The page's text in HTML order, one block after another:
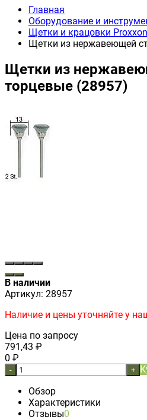
Главная
Оборудование и
Щетки и крацовки Proxxon
Щетки из нержавеющей
Щетки из
торцевые (28957)
В наличии
Артикул: 28957
Наличие и цены уточняйте у
Цена по запросу
791,43 ₽
0 ₽
- +
Обзор
Характеристики
Отзывы0